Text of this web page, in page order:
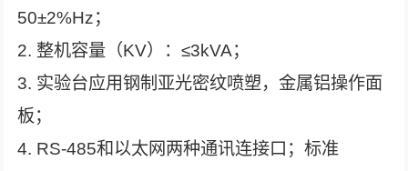
50±2%Hz；
2. 整机容量（KV）：≤3kVA；
3. 实验台应用钢制亚光密纹喷塑，金属铝操作面
板；
4. RS-485和以太网两种通讯连接口；标准